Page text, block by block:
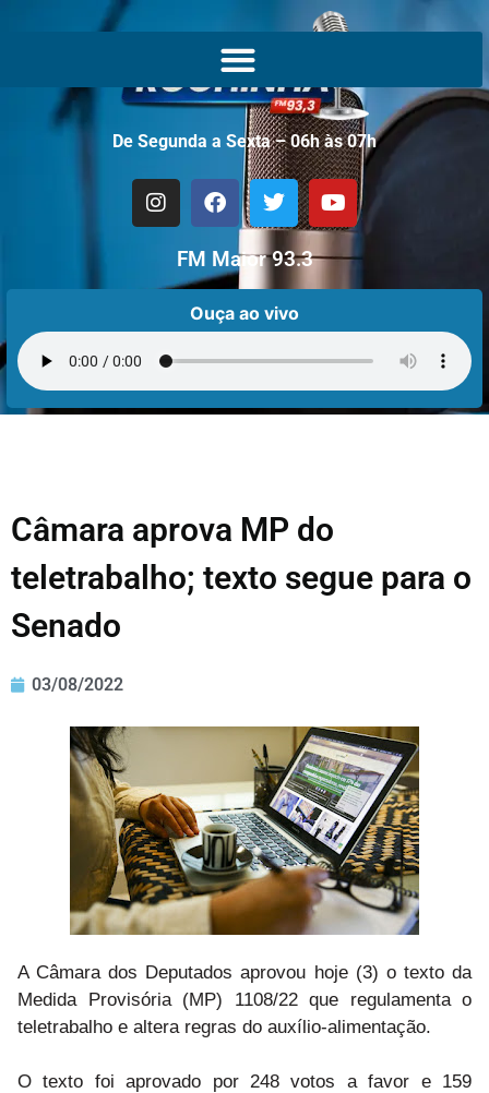
De Segunda a Sexta – 06h às 07h
FM Maior 93.3
Ouça ao vivo
Câmara aprova MP do
teletrabalho; texto segue para o
Senado
03/08/2022
A Câmara dos Deputados aprovou hoje (3) o texto da
Medida Provisória (MP) 1108/22 que regulamenta o
teletrabalho e altera regras do auxílio-alimentação.
O texto foi aprovado por 248 votos a favor e 159